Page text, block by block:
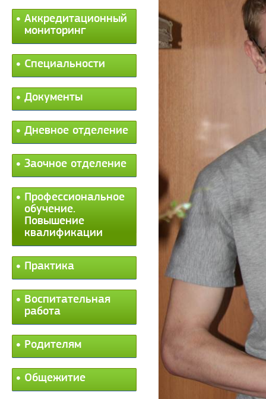
Аккредитационный
мониторинг
Специальности
Документы
Дневное отделение
Заочное отделение
Профессиональное
обучение.
Повышение
квалификации
Практика
Воспитательная
работа
Родителям
Общежитие